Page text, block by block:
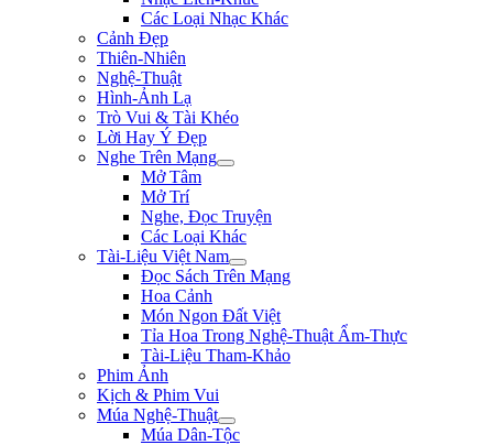
Các Loại Nhạc Khác
Cảnh Đẹp
Thiên-Nhiên
Nghệ-Thuật
Hình-Ảnh Lạ
Trò Vui & Tài Khéo
Lời Hay Ý Đẹp
Nghe Trên Mạng
Mở Tâm
Mở Trí
Nghe, Đọc Truyện
Các Loại Khác
Tài-Liệu Việt Nam
Đọc Sách Trên Mạng
Hoa Cảnh
Món Ngon Đất Việt
Tỉa Hoa Trong Nghệ-Thuật Ẩm-Thực
Tài-Liệu Tham-Khảo
Phim Ảnh
Kịch & Phim Vui
Múa Nghệ-Thuật
Múa Dân-Tộc